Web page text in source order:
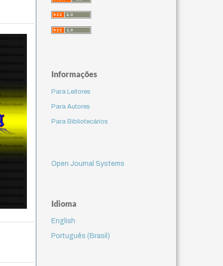
Informações
Para Leitores
Para Autores
Para Bibliotecários
Open Journal Systems
Idioma
English
Português (Brasil)